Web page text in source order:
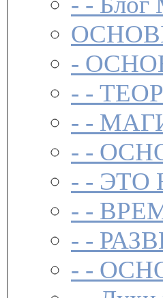
-
- -
- -
- -
- - ЭТО
- -
- -
- -